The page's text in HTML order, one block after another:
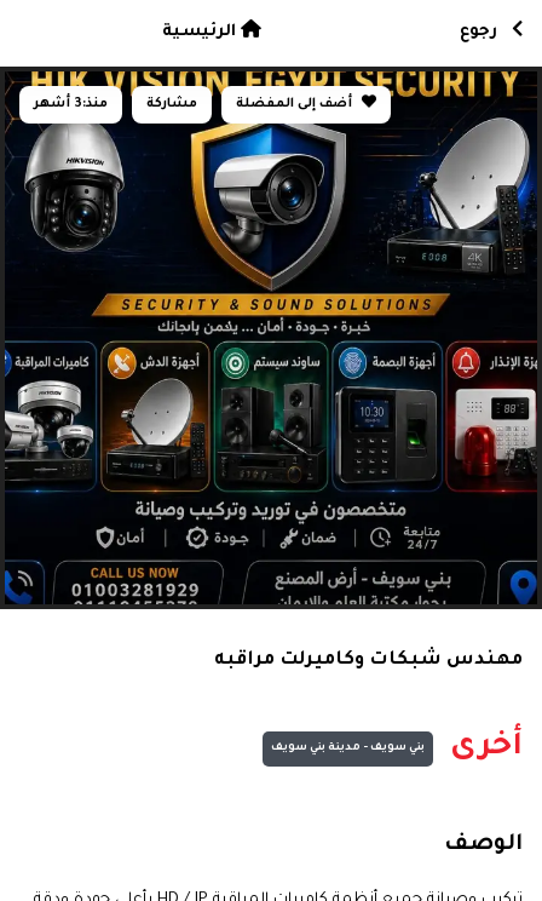
أضف إلى المفضلة مشاركة منذ:3 أشهر
مهندس شبكات وكاميرلت مراقبه
أخرى بني سويف - مدينة بني سويف
الوصف
رجوع الرئيسية